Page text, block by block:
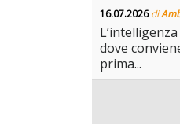
16.07.2026di
dove
prima...